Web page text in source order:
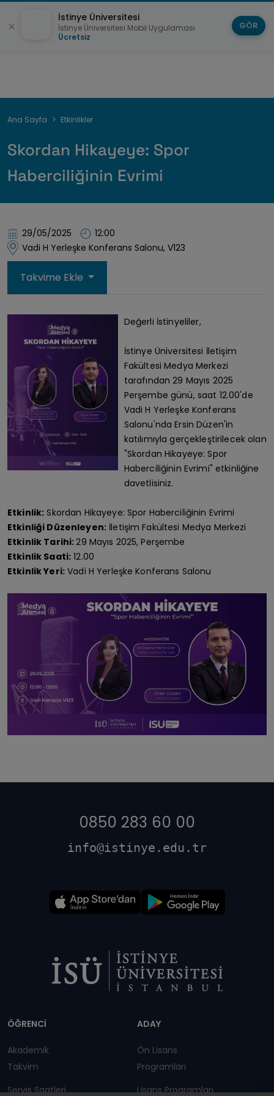
Sayfa
Ana Sayfa Etkinlikler
Skordan Hikayeye: Spor
Haberciliğinin Evrimi
29/05/2025
12:00
Vadi H Yerleşke Konferans Salonu, V123
Takvime Ekle
Değerli İstinyeliler,
İstinye Üniversitesi İletişim
Fakültesi Medya Merkezi
tarafından 29 Mayıs 2025
Perşembe günü, saat 12.00'de
Vadi H Yerleşke Konferans
Salonu'nda Ersin Düzen'in
katılımıyla gerçekleştirilecek olan
"Skordan Hikayeye: Spor
Haberciliğinin Evrimi" etkinliğine
davetlisiniz.
Etkinlik: Skordan Hikayeye: Spor Haberciliğinin Evrimi
Etkinliği Düzenleyen:İletişim Fakültesi Medya Merkezi
Etkinlik Tarihi:29 Mayıs 2025, Perşembe
Etkinlik Saati: 12.00
Etkinlik Yeri:Vadi H Yerleşke Konferans Salonu
0850 283 60 00
info@istinye.edu.tr
ÖĞRENCİ
Akademik
Takvim
Servis Saatleri
ADAY
Ön Lisans
Programları
Lisans Programları
İstinye Üniversitesi
İstinye Üniversitesi Mobil Uygulaması
Ücretsiz
GÖR